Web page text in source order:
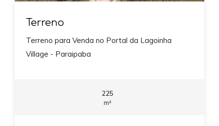
Terreno
Terreno para Venda no Portal da Lagoinha
Village - Paraipaba
225
m²